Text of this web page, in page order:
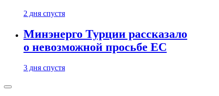
2 дня спустя
Минэнерго Турции рассказало
о невозможной просьбе ЕС
3 дня спустя